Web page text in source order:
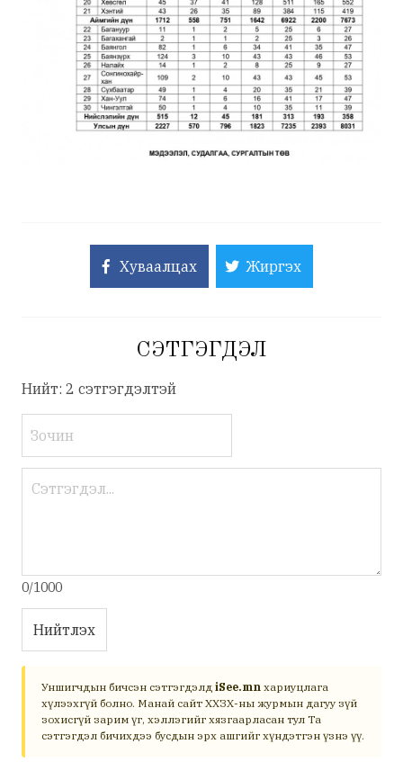
Хуваалцах Жиргэх
СЭТГЭГДЭЛ
Нийт: 2 сэтгэгдэлтэй
0/1000
Нийтлэх
Уншигчдын бичсэн сэтгэгдэлд iSee.mn хариуцлага
хүлээхгүй болно. Манай сайт ХХЗХ-ны журмын дагуу зүй
зохисгүй зарим үг, хэллэгийг хязгаарласан тул Та
сэтгэгдэл бичихдээ бусдын эрх ашгийг хүндэтгэн үзнэ үү.